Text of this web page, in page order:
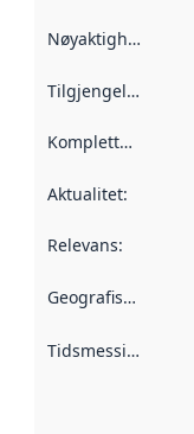
Nøyaktighet
Tilgjengelighet
Kompletthet
Aktualitet:
Relevans:
Geografisk avgrensning
Tidsmessig avgrensning